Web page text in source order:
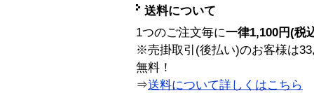
送料について
1つのご注文毎に一律1,100円(税
※売掛取引(後払い)のお客様は
無料！
⇒送料について詳しくはこちら